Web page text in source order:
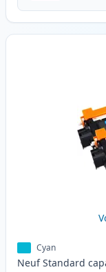
Cyan
Neuf Standard